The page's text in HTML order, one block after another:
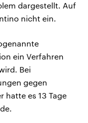
dargestellt. Auf
nicht ein.
ein Verfahren
Bei
gegen
hatte es 13 Tage